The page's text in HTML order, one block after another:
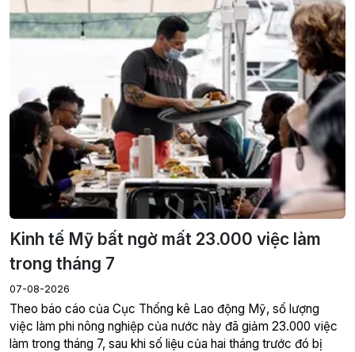
Kinh tế Mỹ bất ngờ mất 23.000 việc làm
trong tháng 7
07-08-2026
Theo báo cáo của Cục Thống kê Lao động Mỹ, số lượng
việc làm phi nông nghiệp của nước này đã giảm 23.000 việc
làm trong tháng 7, sau khi số liệu của hai tháng trước đó bị